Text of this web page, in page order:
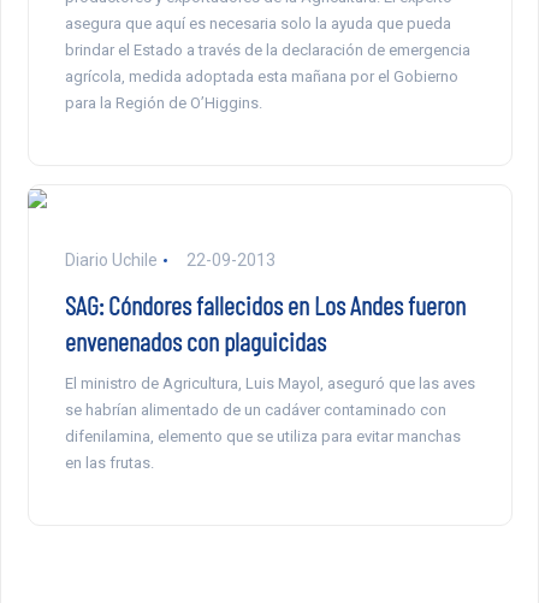
asegura que aquí es necesaria solo la ayuda que pueda
brindar el Estado a través de la declaración de emergencia
agrícola, medida adoptada esta mañana por el Gobierno
para la Región de O’Higgins.
Diario Uchile 22-09-2013
SAG: Cóndores fallecidos en Los Andes fueron
envenenados con plaguicidas
El ministro de Agricultura, Luis Mayol, aseguró que las aves
se habrían alimentado de un cadáver contaminado con
difenilamina, elemento que se utiliza para evitar manchas
en las frutas.